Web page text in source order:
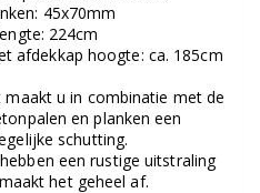
45x70mm
224cm
afdekkap hoogte: ca. 185cm
u in combinatie met de
en planken een
schutting.
een rustige uitstraling
het geheel af.